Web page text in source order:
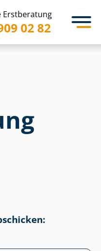
Erstberatung
02 82